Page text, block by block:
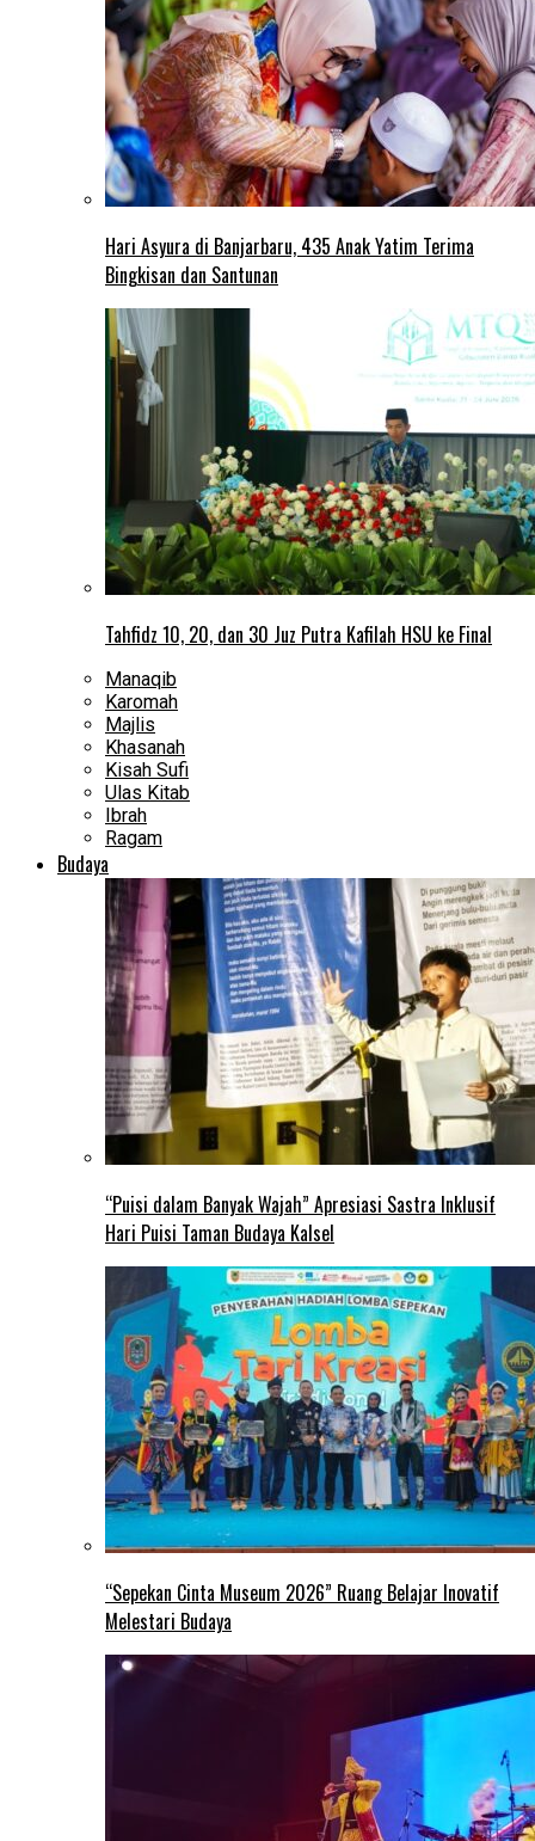
Hari Asyura di Banjarbaru, 435 Anak Yatim Terima
Bingkisan dan Santunan
Tahfidz 10, 20, dan 30 Juz Putra Kafilah HSU ke Final
Manaqib
Karomah
Majlis
Khasanah
Kisah Sufi
Ulas Kitab
Ibrah
Ragam
Budaya
“Puisi dalam Banyak Wajah” Apresiasi Sastra Inklusif
Hari Puisi Taman Budaya Kalsel
“Sepekan Cinta Museum 2026” Ruang Belajar Inovatif
Melestari Budaya